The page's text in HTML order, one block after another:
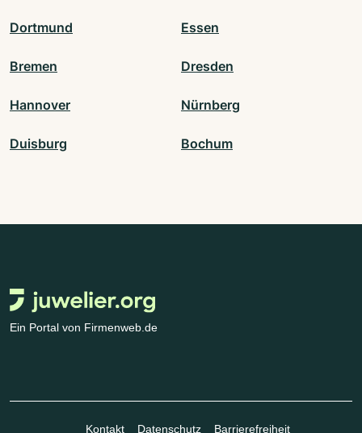
Dortmund Essen
Bremen Dresden
Hannover Nürnberg
Duisburg Bochum
Ein Portal von Firmenweb.de
Kontakt Datenschutz Barrierefreiheit